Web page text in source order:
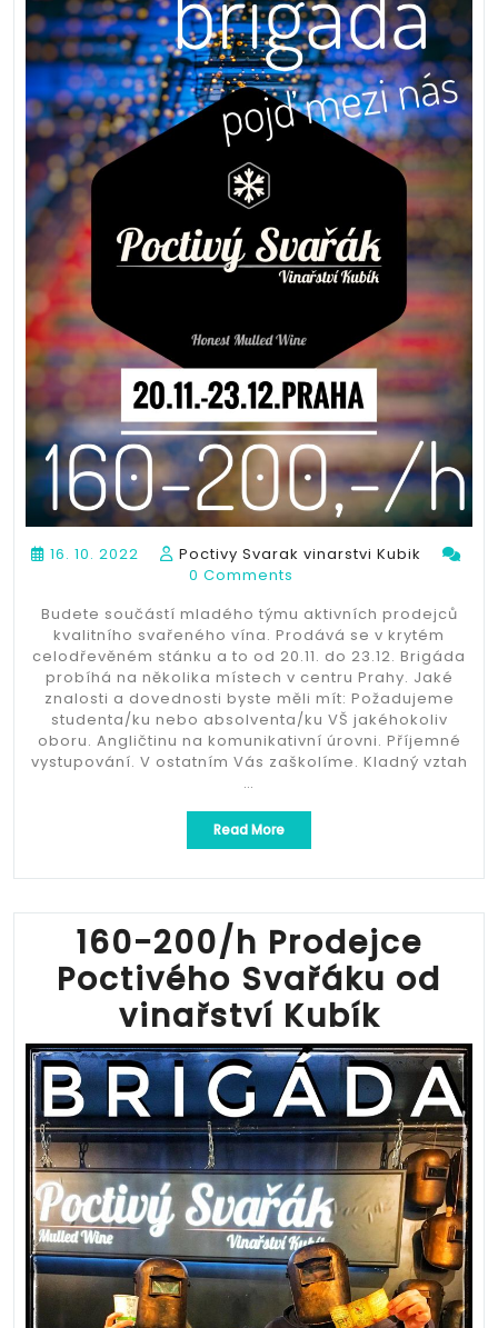
16. 10. 2022
Poctivy Svarak vinarstvi Kubik
0 Comments
Budete součástí mladého týmu aktivních prodejců
kvalitního svařeného vína. Prodává se v krytém
celodřevěném stánku a to od 20.11. do 23.12. Brigáda
probíhá na několika místech v centru Prahy. Jaké
znalosti a dovednosti byste měli mít: Požadujeme
studenta/ku nebo absolventa/ku VŠ jakéhokoliv
oboru. Angličtinu na komunikativní úrovni. Příjemné
vystupování. V ostatním Vás zaškolíme. Kladný vztah
…
Read More„160-
200/h
Svařáku
od
vinařství
Kubík“
160-200/h Prodejce
Poctivého Svařáku od
vinařství Kubík